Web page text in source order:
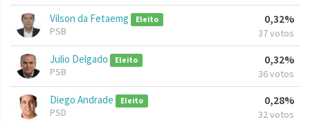
Vilson da Fetaemg Eleito
PSB
0,32%
37 votos
Julio Delgado Eleito
PSB
0,32%
36 votos
Diego Andrade Eleito
PSD
0,28%
32 votos